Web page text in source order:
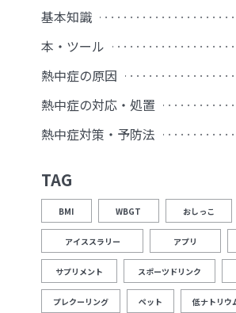
基本知識
本・ツール
熱中症の原因
熱中症の対応・処置
熱中症対策・予防法
TAG
BMI WBGT おしっこ
アイススラリー アプリ
サプリメント スポーツドリンク
プレクーリング ペット 低ナトリウ